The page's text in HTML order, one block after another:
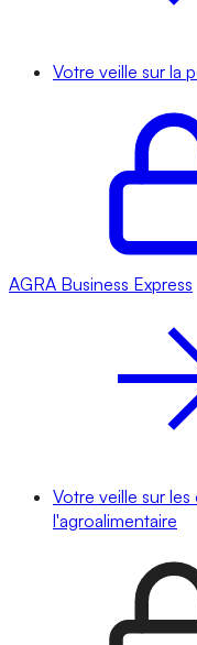
Votre veille sur la
AGRA Business Express
Votre veille sur
l'agroalimentaire